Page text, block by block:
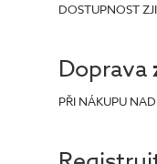
DOSTUPNOST
Doprava
PŘI NÁKUPU